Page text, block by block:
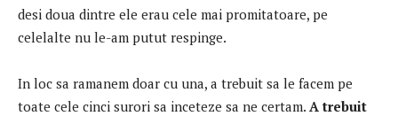
desi doua dintre ele erau cele mai promitatoare, pe
celelalte nu le-am putut respinge.
In loc sa ramanem doar cu una, a trebuit sa le facem pe
toate cele cinci surori sa inceteze sa ne certam. A trebuit